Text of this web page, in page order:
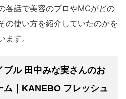
各話で美容のプロやMCがどの
の使い方を紹介していたのかを
ます。
ブル 田中みな実さんのお
ム｜KANEBO フレッシュ